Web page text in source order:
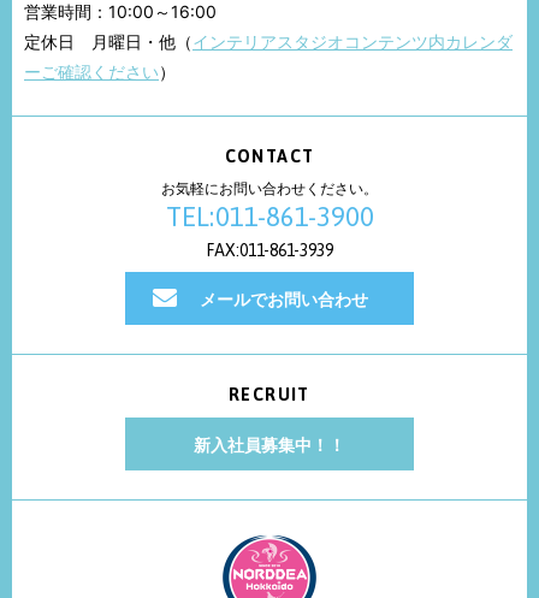
営業時間：10:00～16:00
定休日 月曜日・他（インテリアスタジオコンテンツ内カレンダ
ーご確認ください）
CONTACT
お気軽にお問い合わせください。
TEL:011-861-3900
FAX:011-861-3939
メールでお問い合わせ
RECRUIT
新入社員募集中！！